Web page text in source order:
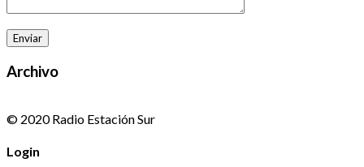
Archivo
© 2020 Radio Estación Sur
Login